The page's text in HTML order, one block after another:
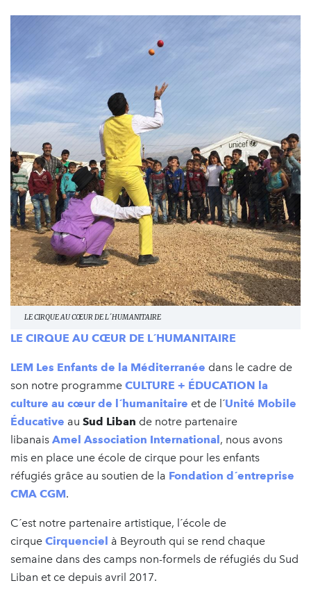
LE CIRQUE AU CŒUR DE L´HUMANITAIRE
LE CIRQUE AU CŒUR DE L´HUMANITAIRE
LEM Les Enfants de la Méditerranée dans le cadre de
son notre programme CULTURE + ÉDUCATION la
culture au cœur de l´humanitaire et de l´Unité Mobile
Éducative au Sud Liban de notre partenaire
libanais Amel Association International, nous avons
mis en place une école de cirque pour les enfants
réfugiés grâce au soutien de la Fondation d´entreprise
CMA CGM.
C´est notre partenaire artistique, l´école de
cirque Cirquenciel à Beyrouth qui se rend chaque
semaine dans des camps non-formels de réfugiés du Sud
Liban et ce depuis avril 2017.